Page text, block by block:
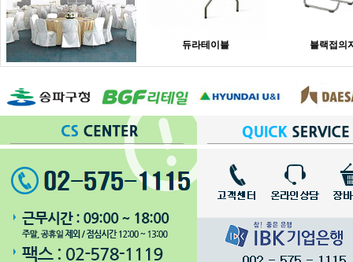
듀라테이블 블랙접의